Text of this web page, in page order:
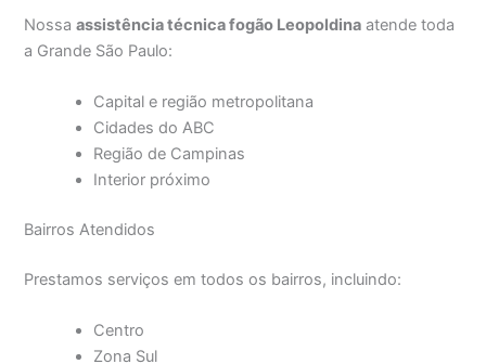
Nossaassistência técnica fogão Leopoldina atende toda
a Grande São Paulo:
Capital e região metropolitana
Cidades do ABC
Região de Campinas
Interior próximo
Bairros Atendidos
Prestamos serviços em todos os bairros, incluindo:
Centro
Zona Sul